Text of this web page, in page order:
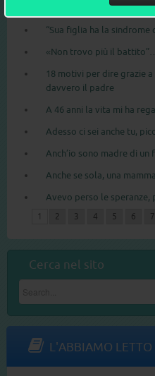
“Se solo potessi tornare
“Sua figlia ha la sindrome
«Non trovo più il
18 motivi per dire grazie
davvero il padre
A 46 anni la vita mi ha
Adesso ci sei anche tu,
Anch’io sono madre di
Anche se sola, una
Avevo perso le speranze,
1 2 3 4 5 6 7
Cerca nel sito
L'ABBIAMO